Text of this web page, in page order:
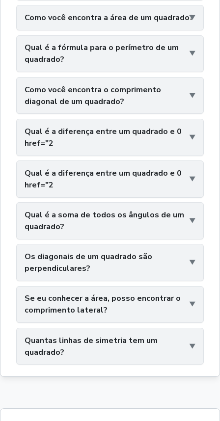
Como você encontra a área de um quadrado?
Qual é a fórmula para o perímetro de um
quadrado?
Como você encontra o comprimento
diagonal de um quadrado?
Qual é a diferença entre um quadrado e 0
href="2
Qual é a diferença entre um quadrado e 0
href="2
Qual é a soma de todos os ângulos de um
quadrado?
Os diagonais de um quadrado são
perpendiculares?
Se eu conhecer a área, posso encontrar o
comprimento lateral?
Quantas linhas de simetria tem um
quadrado?